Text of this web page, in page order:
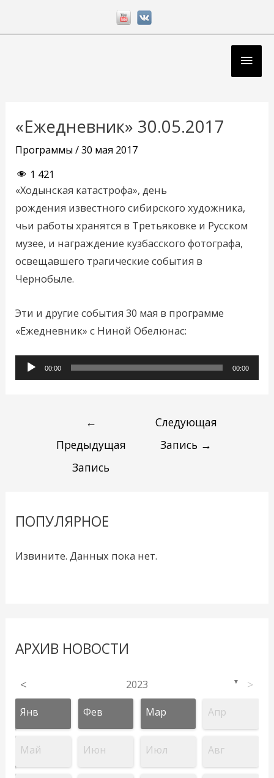
«Ежедневник» 30.05.2017
Программы/30 мая 2017
1 421
«Ходынская катастрофа», день
рождения известного сибирского художника,
чьи работы хранятся в Третьяковке и Русском
музее, и награждение кузбасского фотографа,
освещавшего трагические события в
Чернобыле.
Эти и другие события 30 мая в программе
«Ежедневник» с Ниной Обелюнас:
Аудиоплеер
00:00 00:00
записям
←
Предыдущая
Запись
Следующая
Запись →
ПОПУЛЯРНОЕ
Извините. Данных пока нет.
АРХИВ НОВОСТИ
< 2023 ▼ >
Янв Фев Мар Апр
Май Июн Июл Авг